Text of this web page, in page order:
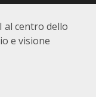
al centro dello
e visione